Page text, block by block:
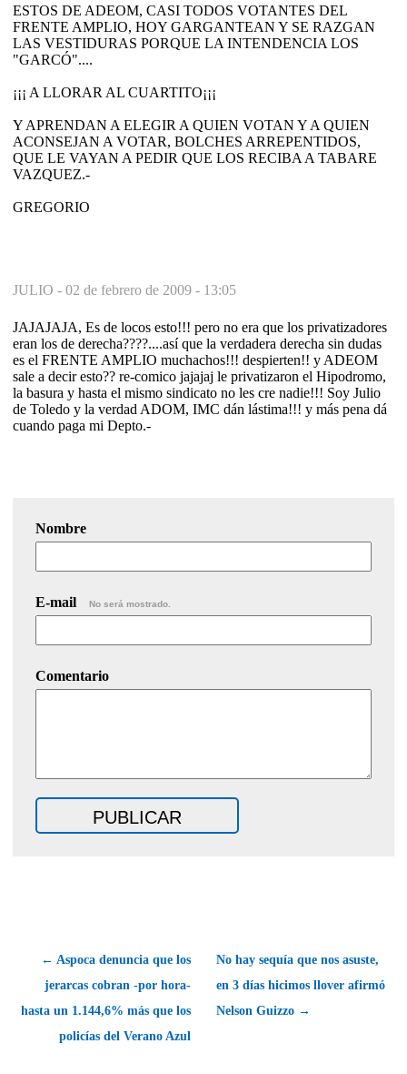
ESTOS DE ADEOM, CASI TODOS VOTANTES DEL
FRENTE AMPLIO, HOY GARGANTEAN Y SE RAZGAN
LAS VESTIDURAS PORQUE LA INTENDENCIA LOS
"GARCÓ"....
¡¡¡ A LLORAR AL CUARTITO¡¡¡
Y APRENDAN A ELEGIR A QUIEN VOTAN Y A QUIEN
ACONSEJAN A VOTAR, BOLCHES ARREPENTIDOS,
QUE LE VAYAN A PEDIR QUE LOS RECIBA A TABARE
VAZQUEZ.-
GREGORIO
JULIO - 02 de febrero de 2009 - 13:05
JAJAJAJA, Es de locos esto!!! pero no era que los privatizadores
eran los de derecha????....así que la verdadera derecha sin dudas
es el FRENTE AMPLIO muchachos!!! despierten!! y ADEOM
sale a decir esto?? re-comico jajajaj le privatizaron el Hipodromo,
la basura y hasta el mismo sindicato no les cre nadie!!! Soy Julio
de Toledo y la verdad ADOM, IMC dán lástima!!! y más pena dá
cuando paga mi Depto.-
Nombre
E-mail No será mostrado.
Comentario
← Aspoca denuncia que los
jerarcas cobran -por hora-
hasta un 1.144,6% más que los
policías del Verano Azul
No hay sequía que nos asuste,
en 3 días hicimos llover afirmó
Nelson Guizzo →